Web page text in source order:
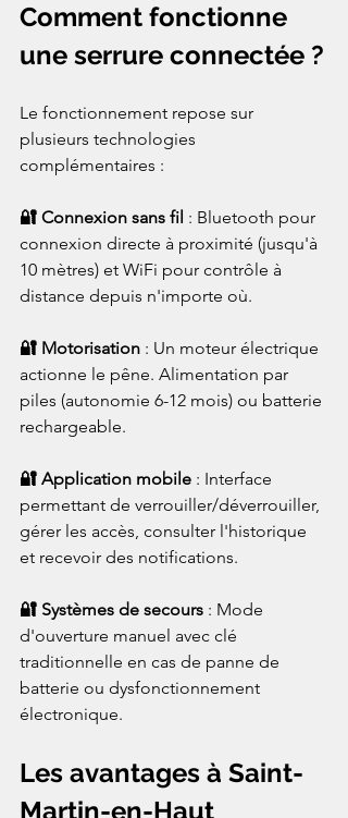
Comment fonctionne
une serrure connectée ?
Le fonctionnement repose sur
plusieurs technologies
complémentaires :
🔐 Connexion sans fil : Bluetooth pour
connexion directe à proximité (jusqu'à
10 mètres) et WiFi pour contrôle à
distance depuis n'importe où.
🔐 Motorisation : Un moteur électrique
actionne le pêne. Alimentation par
piles (autonomie 6-12 mois) ou batterie
rechargeable.
🔐 Application mobile : Interface
permettant de verrouiller/déverrouiller,
gérer les accès, consulter l'historique
et recevoir des notifications.
🔐 Systèmes de secours : Mode
d'ouverture manuel avec clé
traditionnelle en cas de panne de
batterie ou dysfonctionnement
électronique.
Les avantages à Saint-
Martin-en-Haut